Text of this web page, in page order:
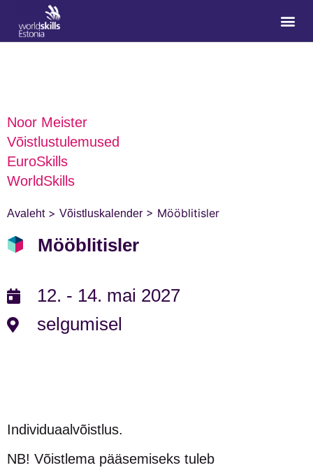
Noor Meister
Võistlustulemused
EuroSkills
WorldSkills
Avaleht> Võistluskalender > Mööblitisler
Mööblitisler
12. - 14. mai 2027
selgumisel
Individuaalvõistlus.
NB! Võistlema pääsemiseks tuleb